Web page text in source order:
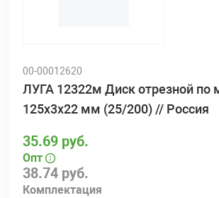
00-00012620
ЛУГА 12322м Диск отрезной по
125х3х22 мм (25/200) // Россия
38.74 руб.
Комплектация
35.69 руб.
Опт